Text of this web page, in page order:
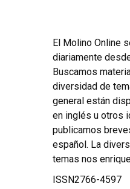
El Molino Online
diariamente
Buscamos
diversidad de
general están
en inglés u otros
publicamos
español. La
temas nos
ISSN2766-4597